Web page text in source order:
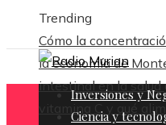
Trending
Cómo la
la economía de
intestinal en la salud
vitamina C y qué
Inversiones y
Ciencia y